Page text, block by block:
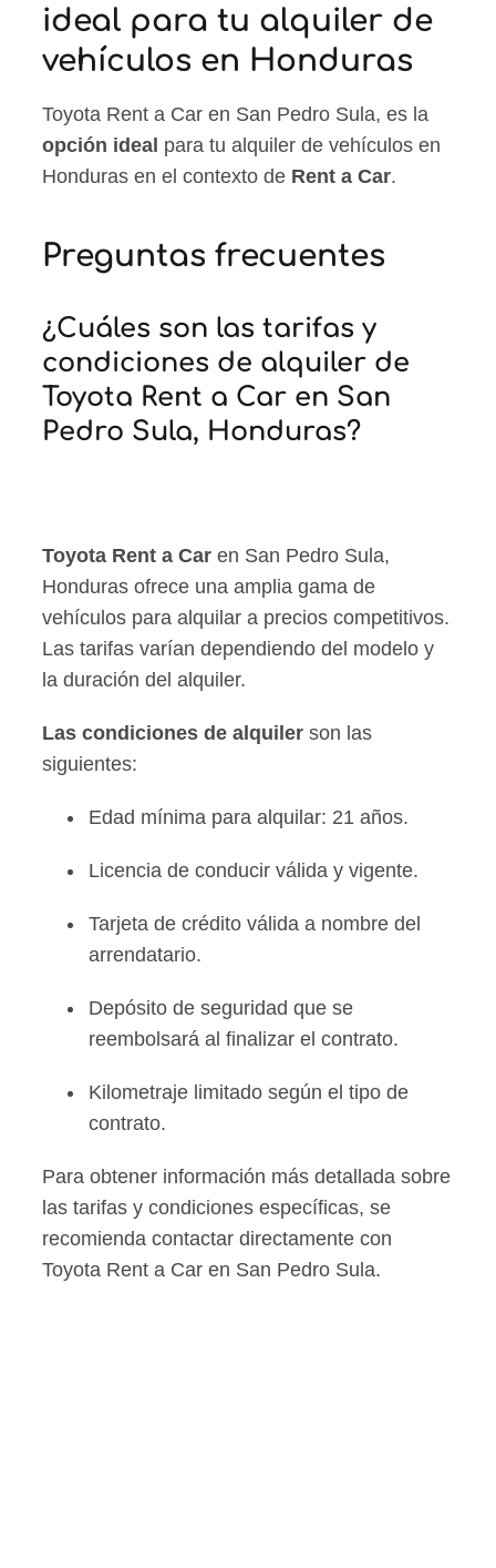
ideal para tu alquiler de
vehículos en Honduras
Toyota Rent a Car en San Pedro Sula, es la
opción ideal para tu alquiler de vehículos en
Honduras en el contexto de Rent a Car.
Preguntas frecuentes
¿Cuáles son las tarifas y
condiciones de alquiler de
Toyota Rent a Car en San
Pedro Sula, Honduras?
Toyota Rent a Car en San Pedro Sula,
Honduras ofrece una amplia gama de
vehículos para alquilar a precios competitivos.
Las tarifas varían dependiendo del modelo y
la duración del alquiler.
Las condiciones de alquiler son las
siguientes:
Edad mínima para alquilar: 21 años.
Licencia de conducir válida y vigente.
Tarjeta de crédito válida a nombre del
arrendatario.
Depósito de seguridad que se
reembolsará al finalizar el contrato.
Kilometraje limitado según el tipo de
contrato.
Para obtener información más detallada sobre
las tarifas y condiciones específicas, se
recomienda contactar directamente con
Toyota Rent a Car en San Pedro Sula.